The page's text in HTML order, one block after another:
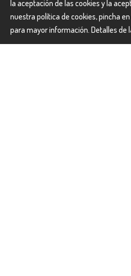
el casco antiguo. Tarde libre
ciudad.
Alojamiento:MERCURE
la aceptación de las cookies y la
nuestra política de cookies, pincha
para mayor información. Detalles de